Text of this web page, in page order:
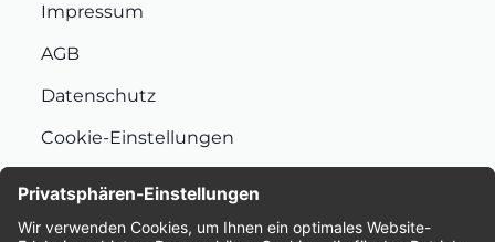
Impressum
AGB
Datenschutz
Cookie-Einstellungen